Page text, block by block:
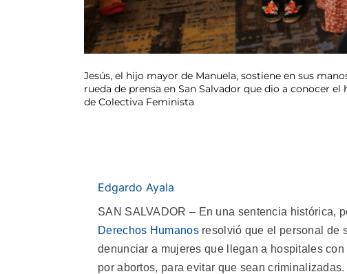
Jesús, el hijo mayor de Manuela, sostiene en sus
rueda de prensa en San Salvador que dio a conocer
de Colectiva Feminista
Edgardo Ayala
SAN SALVADOR – En una sentencia histórica,
Derechos Humanosresolvió que el personal de
denunciar a mujeres que llegan a hospitales
por abortos, para evitar que sean criminalizadas.